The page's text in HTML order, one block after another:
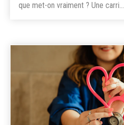
que met-on vraiment ? Une carri...